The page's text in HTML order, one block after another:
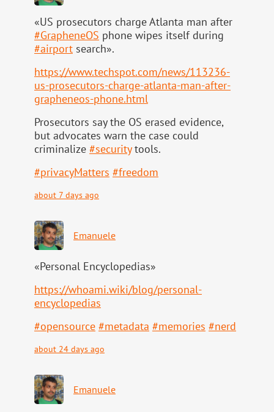
«US prosecutors charge Atlanta man after
#GrapheneOS phone wipes itself during
#airport search».
https://www.techspot.com/news/113236-
us-prosecutors-charge-atlanta-man-after-
grapheneos-phone.html
Prosecutors say the OS erased evidence,
but advocates warn the case could
criminalize #securitytools.
#privacyMatters #freedom
about 7 days ago
Emanuele
«Personal Encyclopedias»
https://whoami.wiki/blog/personal-
encyclopedias
#opensource #metadata #memories #nerd
about 24 days ago
Emanuele